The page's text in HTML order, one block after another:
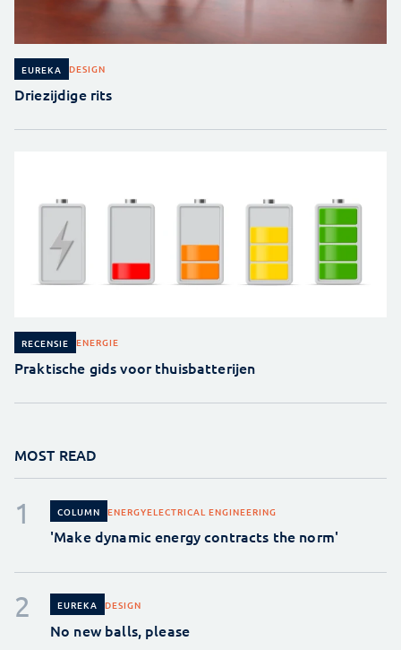
EUREKA DESIGN
Driezijdige rits
RECENSIE ENERGIE
Praktische gids voor thuisbatterijen
MOST READ
COLUMN ENERGYELECTRICAL ENGINEERING
'Make dynamic energy contracts the norm'
EUREKA DESIGN
No new balls, please